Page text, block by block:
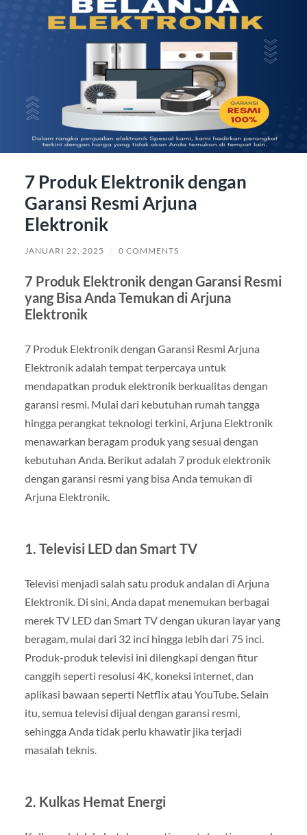
7 Produk Elektronik dengan
Garansi Resmi Arjuna
Elektronik
JANUARI 22, 2025 / 0 COMMENTS
7 Produk Elektronik dengan Garansi Resmi
yang Bisa Anda Temukan di Arjuna
Elektronik
7 Produk Elektronik dengan Garansi Resmi Arjuna
Elektronik adalah tempat terpercaya untuk
mendapatkan produk elektronik berkualitas dengan
garansi resmi. Mulai dari kebutuhan rumah tangga
hingga perangkat teknologi terkini, Arjuna Elektronik
menawarkan beragam produk yang sesuai dengan
kebutuhan Anda. Berikut adalah 7 produk elektronik
dengan garansi resmi yang bisa Anda temukan di
Arjuna Elektronik.
1. Televisi LED dan Smart TV
Televisi menjadi salah satu produk andalan di Arjuna
Elektronik. Di sini, Anda dapat menemukan berbagai
merek TV LED dan Smart TV dengan ukuran layar yang
beragam, mulai dari 32 inci hingga lebih dari 75 inci.
Produk-produk televisi ini dilengkapi dengan fitur
canggih seperti resolusi 4K, koneksi internet, dan
aplikasi bawaan seperti Netflix atau YouTube. Selain
itu, semua televisi dijual dengan garansi resmi,
sehingga Anda tidak perlu khawatir jika terjadi
masalah teknis.
2. Kulkas Hemat Energi